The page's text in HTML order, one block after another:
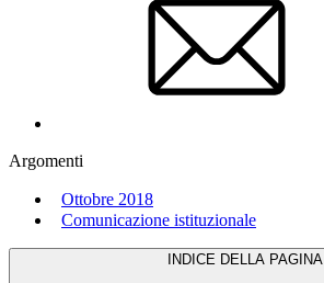
Argomenti
Ottobre 2018
Comunicazione istituzionale
INDICE DELLA PAGINA